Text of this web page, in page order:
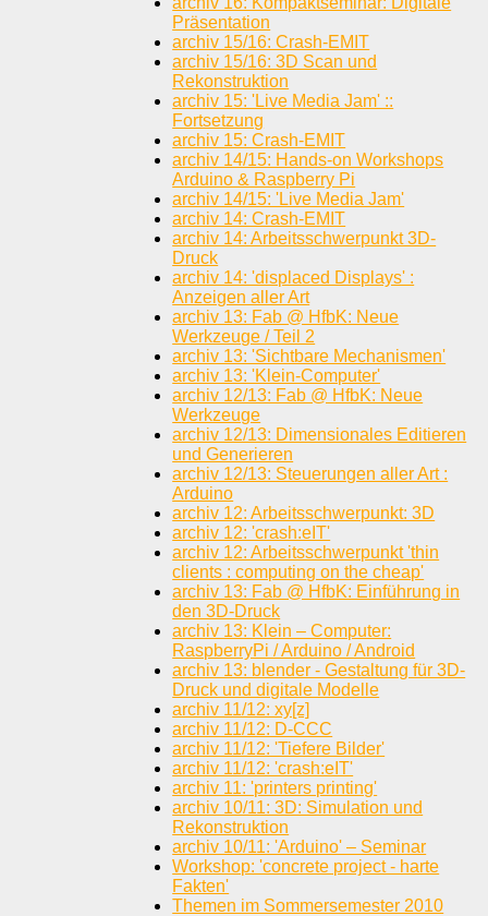
Präsentation
archiv 15/16: Crash-EMIT
archiv 15/16: 3D Scan und
Rekonstruktion
archiv 15: 'Live Media Jam' ::
Fortsetzung
archiv 15: Crash-EMIT
archiv 14/15: Hands-on Workshops
Arduino & Raspberry Pi
archiv 14/15: 'Live Media Jam'
archiv 14: Crash-EMIT
archiv 14: Arbeitsschwerpunkt 3D-
Druck
archiv 14: 'displaced Displays' :
Anzeigen aller Art
archiv 13: Fab @ HfbK: Neue
Werkzeuge / Teil 2
archiv 13: 'Sichtbare Mechanismen'
archiv 13: 'Klein-Computer'
archiv 12/13: Fab @ HfbK: Neue
Werkzeuge
archiv 12/13: Dimensionales Editieren
und Generieren
archiv 12/13: Steuerungen aller Art :
Arduino
archiv 12: Arbeitsschwerpunkt: 3D
archiv 12: 'crash:eIT'
archiv 12: Arbeitsschwerpunkt 'thin
clients : computing on the cheap'
archiv 13: Fab @ HfbK: Einführung in
den 3D-Druck
archiv 13: Klein – Computer:
RaspberryPi / Arduino / Android
archiv 13: blender - Gestaltung für 3D-
Druck und digitale Modelle
archiv 11/12: xy[z]
archiv 11/12: D-CCC
archiv 11/12: 'Tiefere Bilder'
archiv 11/12: 'crash:eIT'
archiv 11: 'printers printing'
archiv 10/11: 3D: Simulation und
Rekonstruktion
archiv 10/11: 'Arduino' – Seminar
Workshop: 'concrete project - harte
Fakten'
Themen im Sommersemester 2010